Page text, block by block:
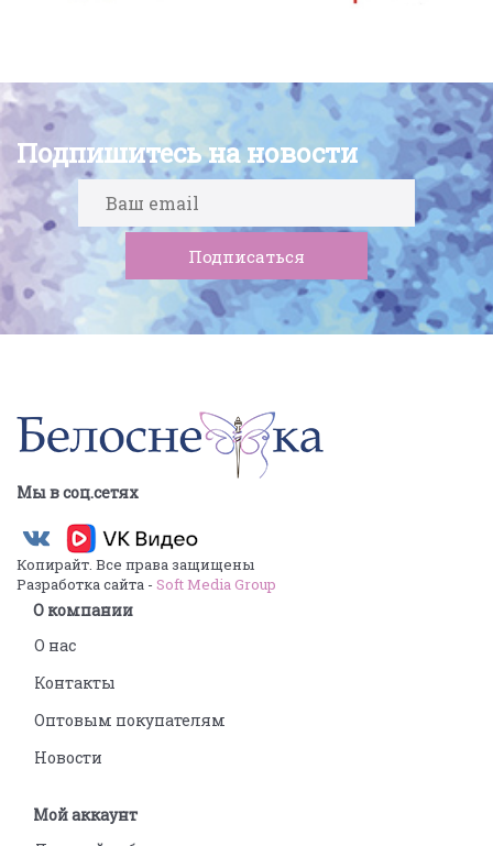
Подпишитесь на новости
Мы в соц.сетях
Копирайт. Все права защищены
Разработка сайта - Soft Media Group
О компании
О нас
Контакты
Оптовым покупателям
Новости
Мой аккаунт